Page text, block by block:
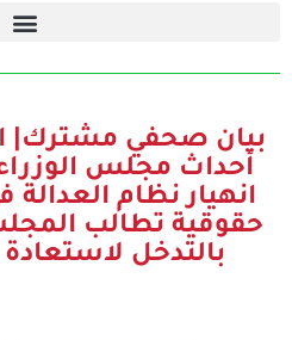
بيان صحفي مشترك|
أحداث مجلس
حقوقية تطالب
بالتدخل لاستعادة